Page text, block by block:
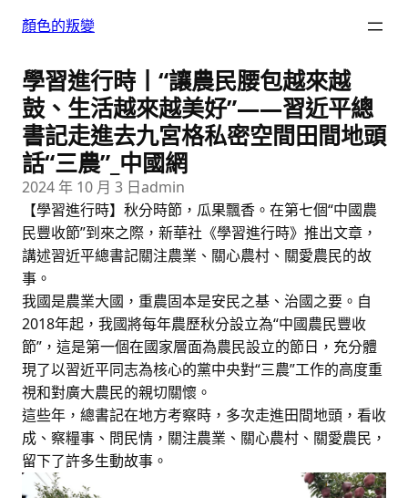
顏色的叛變
學習進行時丨“讓農民腰包越來越
鼓、生活越來越美好”——習近平總
書記走進去九宮格私密空間田間地頭
話“三農”_中國網
2024 年 10 月 3 日admin
【學習進行時】秋分時節，瓜果飄香。在第七個“中國農
民豐收節”到來之際，新華社《學習進行時》推出文章，
講述習近平總書記關注農業、關心農村、關愛農民的故
事。
我國是農業大國，重農固本是安民之基、治國之要。自
2018年起，我國將每年農歷秋分設立為“中國農民豐收
節”，這是第一個在國家層面為農民設立的節日，充分體
現了以習近平同志為核心的黨中央對“三農”工作的高度重
視和對廣大農民的親切關懷。
這些年，總書記在地方考察時，多次走進田間地頭，看收
成、察糧事、問民情，關注農業、關心農村、關愛農民，
留下了許多生動故事。